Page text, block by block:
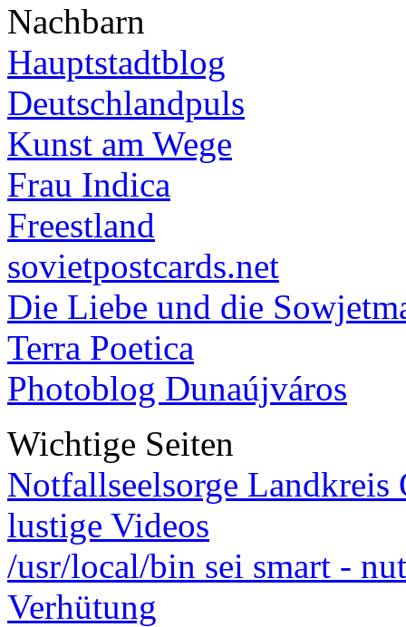
Nachbarn
Hauptstadtblog
Deutschlandpuls
Kunst am Wege
Frau Indica
Freestland
sovietpostcards.net
Die Liebe und die
Terra Poetica
Photoblog Dunaújváros
Wichtige Seiten
Notfallseelsorge Landkreis
lustige Videos
/usr/local/bin sei smart -
Verhütung